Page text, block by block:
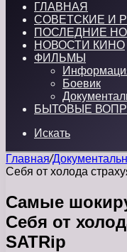
ГЛАВНАЯ
СОВЕТСКИЕ И
ПОСЛЕДНИЕ
НОВОСТИ КИНО
ФИЛЬМЫ
Боевик
БЫТОВЫЕ
Искать
Главная/
Себя от холода
Самые
Себя от
SATRip